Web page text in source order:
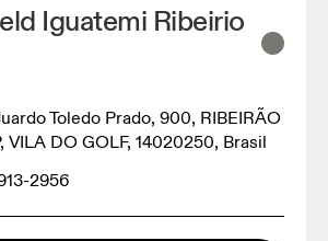
Iguatemi Ribeirio
Toledo Prado, 900, RIBEIRÃO
VILA DO GOLF, 14020250, Brasil
2956